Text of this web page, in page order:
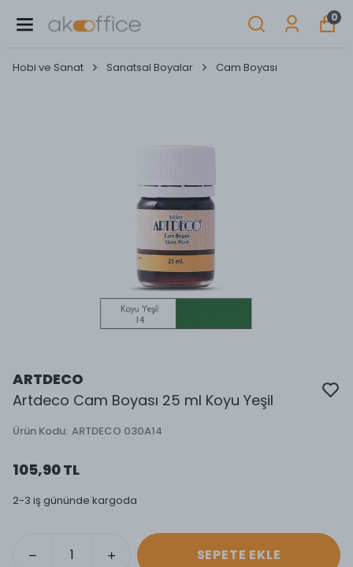
0
Hobi ve Sanat Sanatsal Boyalar Cam Boyası
ARTDECO
Artdeco Cam Boyası 25 ml Koyu Yeşil
Ürün Kodu: ARTDECO 030A14
105,90 TL
2-3 iş gününde kargoda
SEPETE EKLE